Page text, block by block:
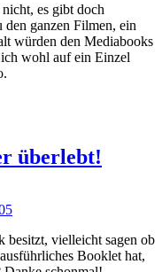
es gibt doch
den ganzen Filmen, ein
würden den Mediabooks
wohl auf ein Einzel
überlebt!
besitzt, vielleicht sagen ob
Booklet hat,